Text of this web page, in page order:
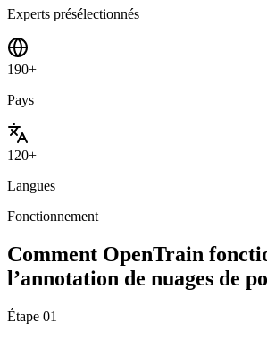
Experts présélectionnés
190+
Pays
120+
Langues
Fonctionnement
Comment OpenTrain
l’annotation de nuages de
Étape 01